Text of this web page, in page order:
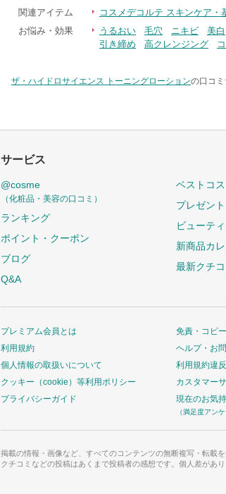
関連アイテム コスメデコルテ スキンケア・
お悩み・効果
うるおい 毛穴 ニキビ 美白
引き締め
高クレンジング
ザ・ハイドロサイエンス トーニングローションの口コ
サービス
@cosme
（化粧品・美容の口コミ）
ランキング
ポイント・クーポン
ブログ
Q&A
ベストコス
プレゼント
ビューテ
新商品カ
最新クチコ
プレミアム会員とは
利用規約
個人情報の取扱いについて
クッキー（cookie）等利用ポリシー
プライバシーガイド
免責・コピ
ヘルプ・お
利用規約違
カスタマー
現在のお気
（満足度アン
掲載の情報・画像など、すべてのコンテンツの無断複写・転載を
クチコミなどの投稿はあくまで投稿者の感想です。個人差があり